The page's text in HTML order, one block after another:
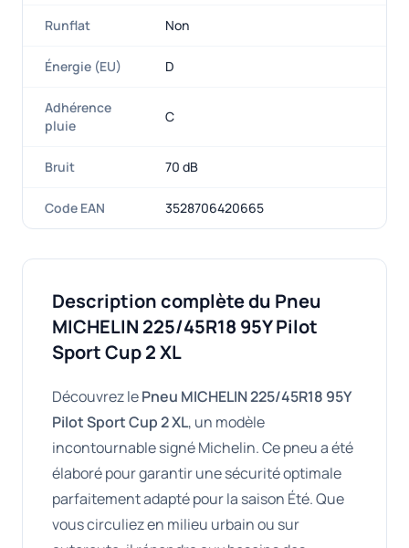
Runflat Non
Énergie (EU) D
Adhérence
pluie
C
Bruit 70 dB
Code EAN 3528706420665
Description complète du Pneu
MICHELIN 225/45R18 95Y Pilot
Sport Cup 2 XL
Découvrez lePneu MICHELIN 225/45R18 95Y
Pilot Sport Cup 2 XL, un modèle
incontournable signé Michelin. Ce pneu a été
élaboré pour garantir une sécurité optimale
parfaitement adapté pour la saison Été. Que
vous circuliez en milieu urbain ou sur